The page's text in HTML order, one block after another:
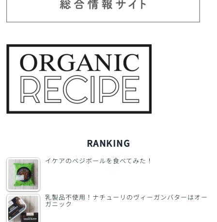
RANKING
イケアのベジボールを食べてみた！
乳製品不使用！ナチューリのヴィーガンバターはオー
ガニック